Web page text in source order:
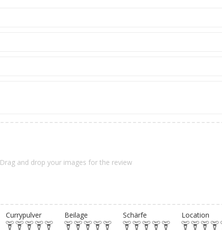
Drag and drop your images for the review
Currypulver Beilage Schärfe Location